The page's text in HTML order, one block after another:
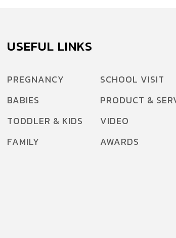
USEFUL LINKS
PREGNANCY
BABIES
TODDLER & KIDS
FAMILY
SCHOOL VISIT
PRODUCT &
VIDEO
AWARDS